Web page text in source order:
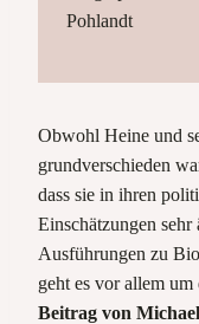
Pohlandt
Obwohl Heine und
grundverschieden
dass sie in ihren
Einschätzungen
Ausführungen zu
geht es vor allem
Beitrag von